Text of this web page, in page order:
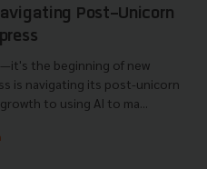
Post-Unicorn
the beginning of new
is navigating its post-unicorn
to using AI to ma...